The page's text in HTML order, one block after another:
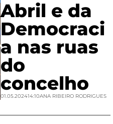
Abril e da
Democraci
a nas ruas
do
concelho
01.05.202414:10ANA RIBEIRO RODRIGUES